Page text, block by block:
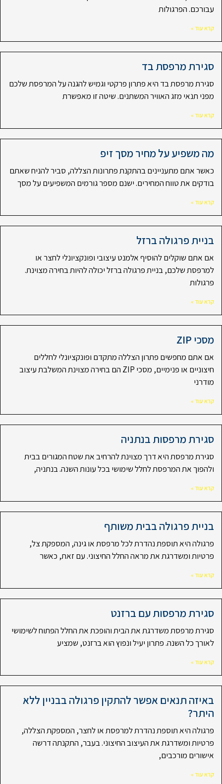
עבורכם. הפרגולות
קרא עוד »
סגירת מרפסת בד
סגירת מרפסת בד היא פתרון פרקטי וגמיש להגנה על המרפסת שלכם
מפני תנאי מזג האוויר המשתנים. שיטה זו מאפשרת
קרא עוד »
מה משפיע על מחיר מסך זיפ
כאשר אתם מתעניינים בהתקנת פתרונות הצללה, סביר להניח שאתם
בודקים את טווח המחירים. ישנם מספר גורמים המשפיעים על מסך
קרא עוד »
בניית פרגולה ברזל
אם אתם שוקלים להוסיף אלמנט עיצובי ופונקציונלי לחצר או
למרפסת שלכם, בניית פרגולה ברזל יכולה להיות בחירה מצוינת.
פרגולות
קרא עוד »
מסכי ZIP
אם אתם מחפשים פתרון הצללה מתקדם ופונקציונלי לחללים
חיצוניים או פנימיים, מסכי ZIP הם בחירה מצוינת המשלבת עיצוב
מודרני
קרא עוד »
סגירת מרפסות בנתניה
סגירת מרפסת היא דרך מצוינת להרחיב את שטח המגורים בבית
ולהפוך את המרפסת לחלל שימושי בכל עונות השנה. בנתניה,
קרא עוד »
בניית פרגולה בבית משותף
פרגולה היא תוספת נהדרת לכל מרפסת או גינה, המספקת צל,
פרטיות ומשדרגת את מראה החלל החיצוני. עם זאת, כאשר
קרא עוד »
סגירת מרפסות עם ברזנט
סגירת מרפסת משדרגת את הבית והופכת את החלל הפתוח לשימושי
לאורך כל השנה. פתרון יעיל ונפוץ הוא ברזנט, שמציע
קרא עוד »
באיזה תנאים אפשר להתקין פרגולה בבניין ללא
היתר?
פרגולה היא תוספת נהדרת למרפסת או לחצר, המספקת הצללה,
פרטיות ומשדרגת את העיצוב החיצוני. בעבר, התקנתה דרשה
אישורים מורכבים,
קרא עוד »